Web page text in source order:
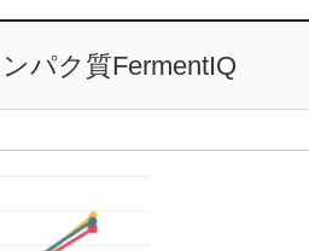
パク質FermentIQ